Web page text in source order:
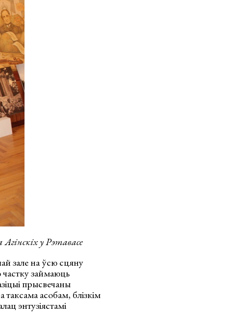
у Рэтавасе
зале на ўсю сцяну
частку займаюць
прысвечаны
асобам, блізкім
энтузіястамі